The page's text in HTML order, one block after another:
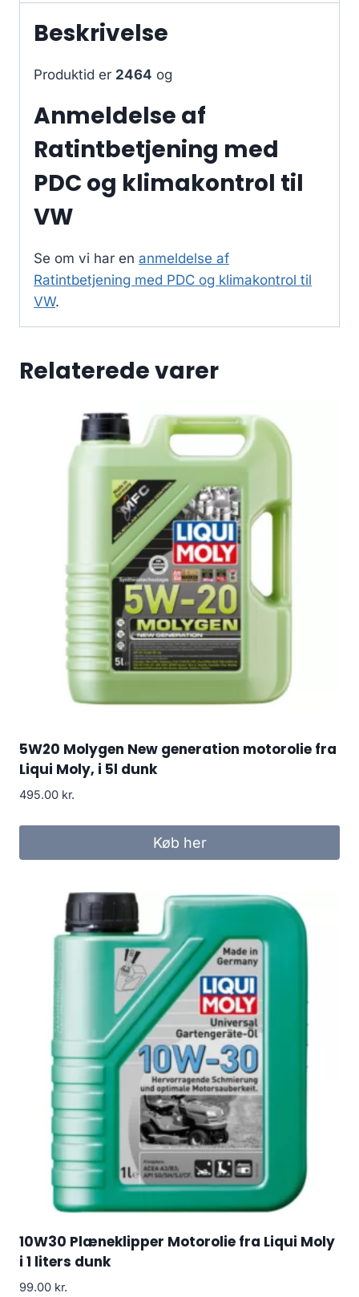
Beskrivelse
Produktid er 2464 og
Anmeldelse af
Ratintbetjening med
PDC og klimakontrol til
VW
Se om vi har en anmeldelse af
Ratintbetjening med PDC og klimakontrol til
VW.
Relaterede varer
5W20 Molygen New generation motorolie fra
Liqui Moly, i 5l dunk
495.00 kr.
Køb her
10W30 Plæneklipper Motorolie fra Liqui Moly
i 1 liters dunk
99.00 kr.